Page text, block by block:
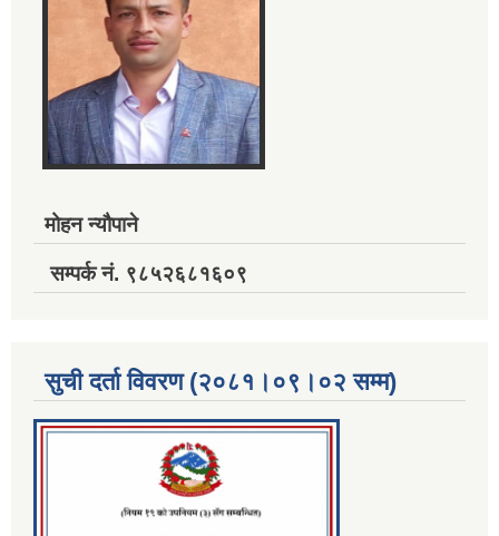
मोहन न्यौपाने
सम्पर्क नं. ९८५२६८१६०९
सुची दर्ता विवरण (२०८१।०९।०२ सम्म)